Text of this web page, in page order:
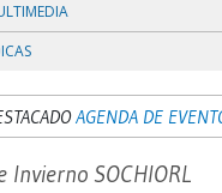
AGENDA DE
Invierno SOCHIORL